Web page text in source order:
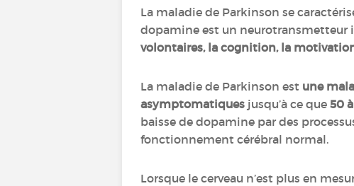
La maladie de Parkinson se
dopamine est un neurotransmetteur
volontaires, la cognition, la
La maladie de Parkinson est une
asymptomatiques jusqu’à ce que 50
baisse de dopamine par des
fonctionnement cérébral normal.
Lorsque le cerveau n’est plus en